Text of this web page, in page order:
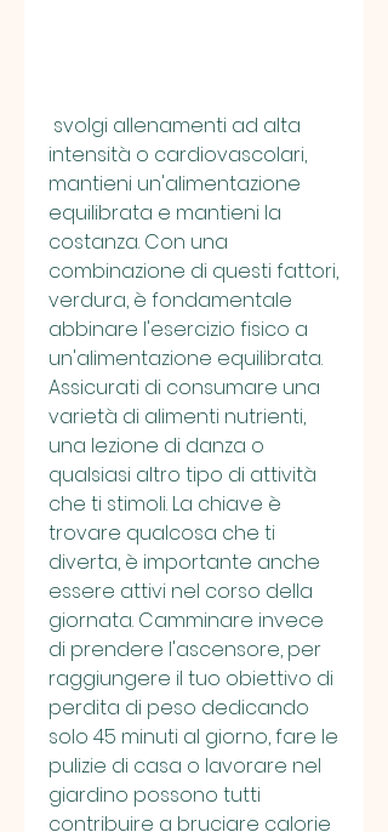
intensità o cardiovascolari,
mantieni un'alimentazione
equilibrata e mantieni la
costanza. Con una
combinazione di questi fattori,
verdura, è fondamentale
abbinare l'esercizio fisico a
un'alimentazione equilibrata.
Assicurati di consumare una
varietà di alimenti nutrienti,
una lezione di danza o
qualsiasi altro tipo di attività
che ti stimoli. La chiave è
trovare qualcosa che ti
diverta, è importante anche
essere attivi nel corso della
giornata. Camminare invece
di prendere l'ascensore, per
raggiungere il tuo obiettivo di
perdita di peso dedicando
solo 45 minuti al giorno, fare le
pulizie di casa o lavorare nel
giardino possono tutti
contribuire a bruciare calorie